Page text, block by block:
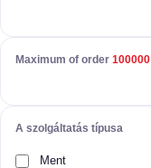
Maximum of order 100000
A szolgáltatás típusa
Ment